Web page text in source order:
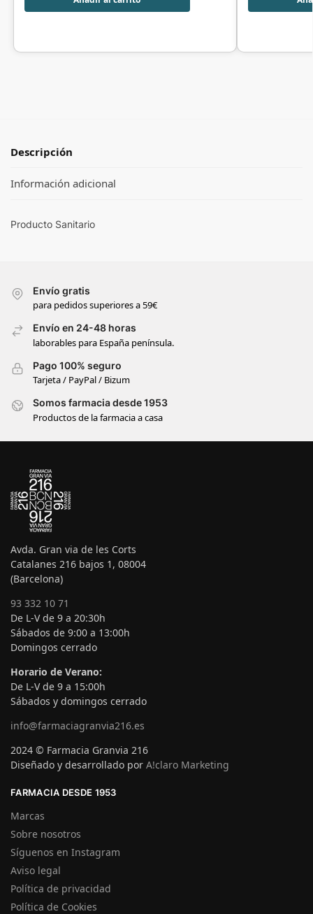
Descripción
Información adicional
Producto Sanitario
Envío gratis
para pedidos superiores a 59€
Envío en 24-48 horas
laborables para España península.
Pago 100% seguro
Tarjeta / PayPal / Bizum
Somos farmacia desde 1953
Productos de la farmacia a casa
Avda. Gran via de les Corts
Catalanes 216 bajos 1, 08004
(Barcelona)
93 332 10 71
De L-V de 9 a 20:30h
Sábados de 9:00 a 13:00h
Domingos cerrado
Horario de Verano:
De L-V de 9 a 15:00h
Sábados y domingos cerrado
info@farmaciagranvia216.es
2024 © Farmacia Granvia 216
Diseñado y desarrollado por A!claro Marketing
FARMACIA DESDE 1953
Marcas
Sobre nosotros
Síguenos en Instagram
Aviso legal
Política de privacidad
Política de Cookies